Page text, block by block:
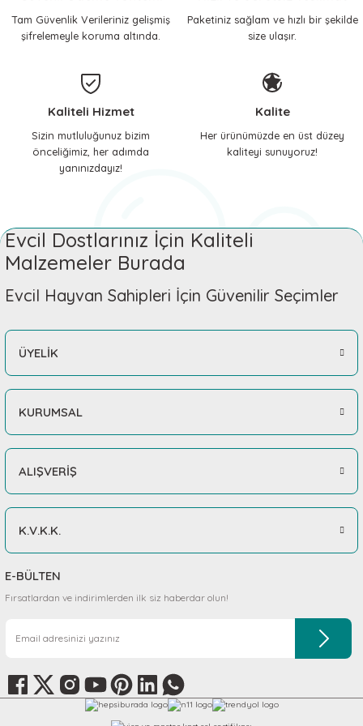
ve Soğutucu Matlar
Tam Güvenlik Verileriniz gelişmiş
şifrelemeyle koruma altında.
Paketiniz sağlam ve hızlı bir şekilde
size ulaşır.
Kaliteli Hizmet
Sizin mutluluğunuz bizim
önceliğimiz, her adımda
yanınızdayız!
Kalite
Her ürünümüzde en üst düzey
kaliteyi sunuyoruz!
Evcil Dostlarınız İçin Kaliteli
Malzemeler Burada
Evcil Hayvan Sahipleri İçin Güvenilir Seçimler
ÜYELİK
KURUMSAL
ALIŞVERİŞ
K.V.K.K.
E-BÜLTEN
Fırsatlardan ve indirimlerden ilk siz haberdar olun!